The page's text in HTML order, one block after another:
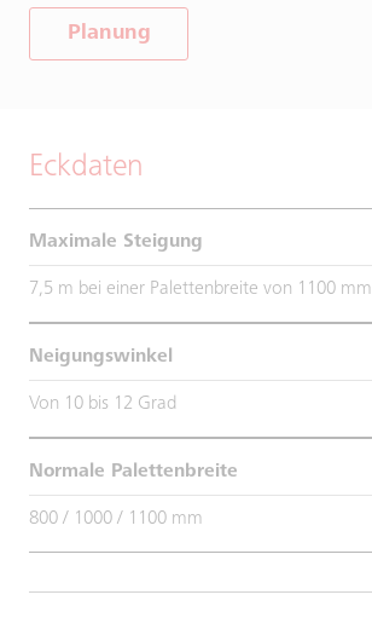
Planung
Eckdaten
Maximale Steigung
7,5 m bei einer Palettenbreite von 1100 mm
Neigungswinkel
Von 10 bis 12 Grad
Normale Palettenbreite
800 / 1000 / 1100 mm